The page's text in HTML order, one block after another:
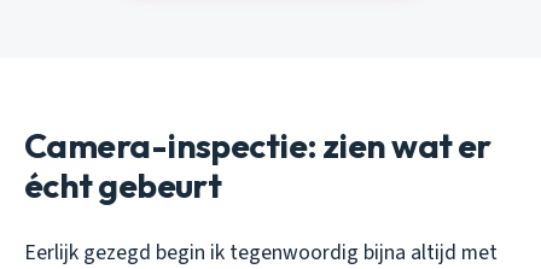
Camera-inspectie: zien wat er
écht gebeurt
Eerlijk gezegd begin ik tegenwoordig bijna altijd met